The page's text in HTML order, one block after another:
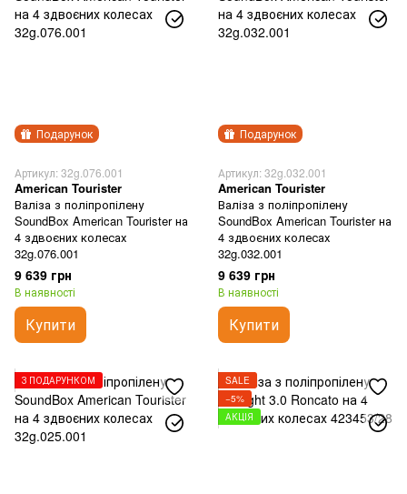
Подарунок
Артикул: 32g.076.001
American Tourister
Валіза з поліпропілену
SoundBox American Tourister на
4 здвоєних колесах
32g.076.001
9 639 грн
В наявності
Купити
Подарунок
Артикул: 32g.032.001
American Tourister
Валіза з поліпропілену
SoundBox American Tourister на
4 здвоєних колесах
32g.032.001
9 639 грн
В наявності
Купити
З ПОДАРУНКОМ
SALE
−5%
АКЦІЯ